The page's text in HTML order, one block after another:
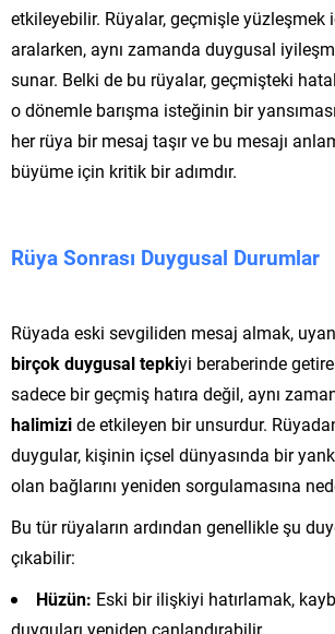
etkileyebilir. Rüyalar, geçmişle yüzleşmek
aralarken, aynı zamanda duygusal
sunar. Belki de bu rüyalar, geçmişteki
o dönemle barışma isteğinin bir
her rüya bir mesaj taşır ve bu mesajı
büyüme için kritik bir adımdır.
Rüya Sonrası Duygusal Durumlar
Rüyada eski sevgiliden mesaj almak,
birçok duygusal tepkiyi beraberinde
sadece bir geçmiş hatıra değil, aynı
halimizide etkileyen bir unsurdur.
duygular, kişinin içsel dünyasında bir
olan bağlarını yeniden sorgulamasına
Bu tür rüyaların ardından genellikle şu
çıkabilir:
Hüzün: Eski bir ilişkiyi hatırlamak,
duyguları yeniden canlandırabilir.